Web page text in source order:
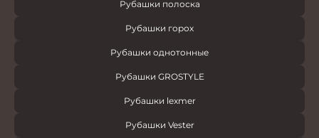
Рубашки полоска
Рубашки горох
Рубашки однотонные
Рубашки GROSTYLE
Рубашки lexmer
Рубашки Vester